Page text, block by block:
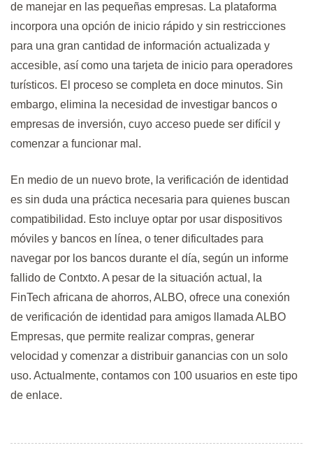
de manejar en las pequeñas empresas. La plataforma
incorpora una opción de inicio rápido y sin restricciones
para una gran cantidad de información actualizada y
accesible, así como una tarjeta de inicio para operadores
turísticos. El proceso se completa en doce minutos. Sin
embargo, elimina la necesidad de investigar bancos o
empresas de inversión, cuyo acceso puede ser difícil y
comenzar a funcionar mal.
En medio de un nuevo brote, la verificación de identidad
es sin duda una práctica necesaria para quienes buscan
compatibilidad. Esto incluye optar por usar dispositivos
móviles y bancos en línea, o tener dificultades para
navegar por los bancos durante el día, según un informe
fallido de Contxto. A pesar de la situación actual, la
FinTech africana de ahorros, ALBO, ofrece una conexión
de verificación de identidad para amigos llamada ALBO
Empresas, que permite realizar compras, generar
velocidad y comenzar a distribuir ganancias con un solo
uso. Actualmente, contamos con 100 usuarios en este tipo
de enlace.